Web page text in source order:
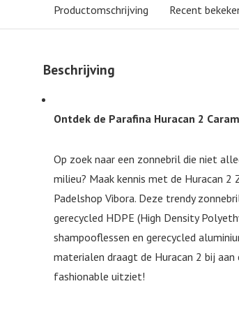
Productomschrijving Recent
Beschrijving
Ontdek de Parafina Huracan 2
Op zoek naar een zonnebril die niet
milieu? Maak kennis met de Huracan 2
Padelshop Vibora. Deze trendy
gerecycled HDPE (High Density
shampooflessen en gerecycled
materialen draagt de Huracan 2 bij
fashionable uitziet!